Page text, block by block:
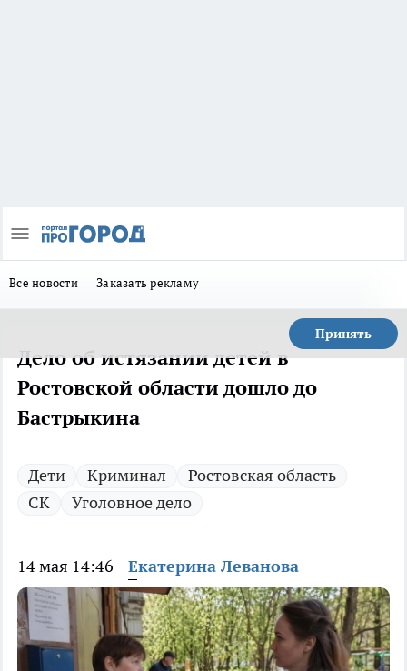
Все новости Заказать рекламу
Принять
Дело об истязании детей в
Ростовской области дошло до
Бастрыкина
Дети Криминал
Ростовская область
СК
Уголовное дело
14 мая 14:46 Екатерина Леванова